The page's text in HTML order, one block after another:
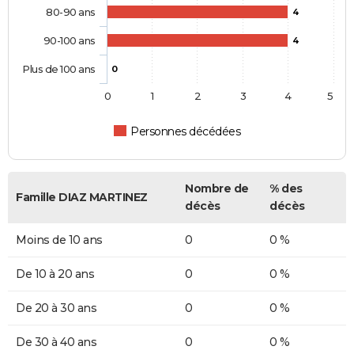
4
4
0
Personnes décédées
80-90 ans
90-100 ans
Plus de 100 ans
0 1 2 3 4 5
Famille DIAZ MARTINEZ
Nombre de
décès
% des
décès
Moins de 10 ans 0 0 %
De 10 à 20 ans 0 0 %
De 20 à 30 ans 0 0 %
De 30 à 40 ans 0 0 %